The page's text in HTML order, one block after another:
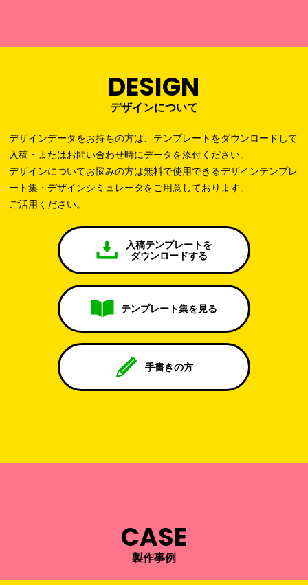
DESIGN
デザインについて
デザインデータをお持ちの方は、テンプレートをダウンロードして
入稿・またはお問い合わせ時にデータを添付ください。
デザインについてお悩みの方は無料で使用できるデザインテンプレ
ート集・デザインシミュレータをご用意しております。
ご活用ください。
入稿テンプレートを
ダウンロードする
テンプレート集を見る
手書きの方
CASE
製作事例